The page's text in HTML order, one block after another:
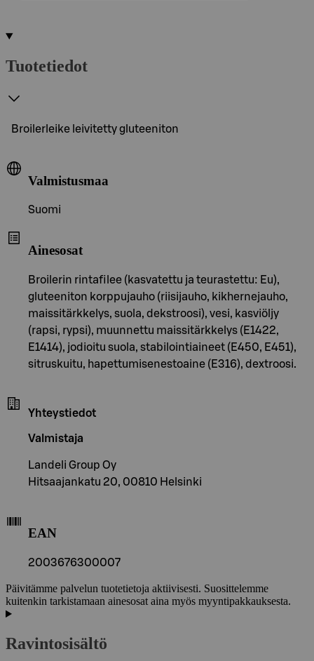
Tuotetiedot
Broilerleike leivitetty gluteeniton
Valmistusmaa
Suomi
Ainesosat
Broilerin rintafilee (kasvatettu ja teurastettu: Eu),
gluteeniton korppujauho (riisijauho, kikhernejauho,
maissitärkkelys, suola, dekstroosi), vesi, kasviöljy
(rapsi, rypsi), muunnettu maissitärkkelys (E1422,
E1414), jodioitu suola, stabilointiaineet (E450, E451),
sitruskuitu, hapettumisenestoaine (E316), dextroosi.
Yhteystiedot
Valmistaja
Landeli Group Oy
Hitsaajankatu 20, 00810 Helsinki
EAN
2003676300007
Päivitämme palvelun tuotetietoja aktiivisesti. Suosittelemme
kuitenkin tarkistamaan ainesosat aina myös myyntipakkauksesta.
Ravintosisältö